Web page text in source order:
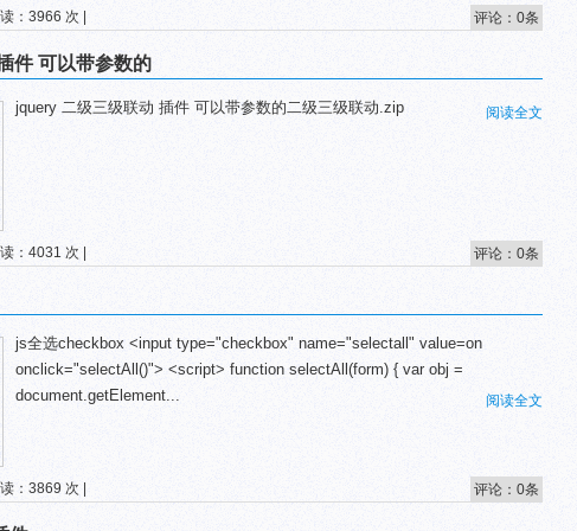
读：3966 次 | 评论：0条
件 可以带参数的
jquery 二级三级联动 插件 可以带参数的二级三级联动.zip 阅读全文
读：4031 次 | 评论：0条
js全选checkbox <input type="checkbox" name="selectall" value=on
onclick="selectAll()"> <script> function selectAll(form) { var obj =
document.getElement...
阅读全文
读：3869 次 | 评论：0条